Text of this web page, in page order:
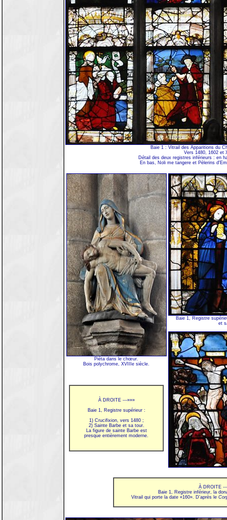
Baie 1 : Vitrail des Apparitions du
Vers 1480, 1602 et
Détail des deux registres inférieurs : en
En bas, Noli me tangere et Pèlerins
Piéta dans le chœur.
Bois polychrome, XVIIIe siècle.
À DROITE ---»»»
Baie 1, Registre supérieur :
1) Crucifixion, vers 1480 ;
2) Sainte Barbe et sa tour.
La figure de sainte Barbe est
presque entièrement moderne.
Baie 1, Registre
et
À DROITE
Baie 1, Registre inférieur, la
Vitrail qui porte la date «160». D'après le